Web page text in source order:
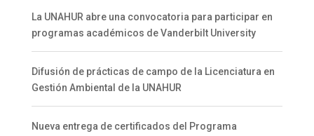
La UNAHUR abre una convocatoria para participar en
programas académicos de Vanderbilt University
Difusión de prácticas de campo de la Licenciatura en
Gestión Ambiental de la UNAHUR
Nueva entrega de certificados del Programa